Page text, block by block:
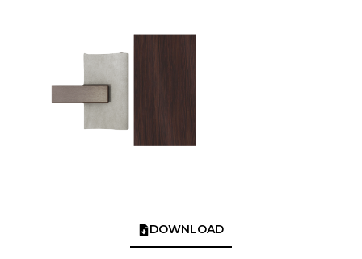
DOWNLOAD